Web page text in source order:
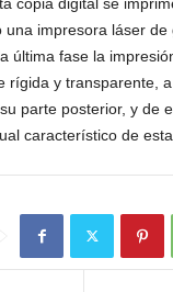
una impresora láser
última fase la
rígida y transparente,
parte posterior, y de
característico de